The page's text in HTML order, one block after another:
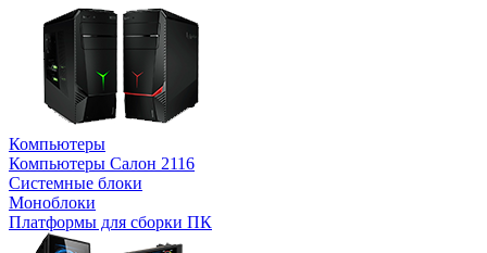
Компьютеры
Компьютеры Салон 2116
Системные блоки
Моноблоки
Платформы для сборки ПК